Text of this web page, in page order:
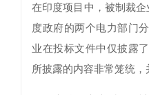
在印度项目中，被制裁
度政府的两个电力部门
业在投标文件中仅披露
所披露的内容非常笼统，